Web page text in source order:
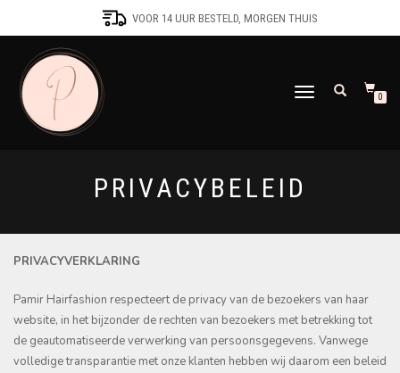
VOOR 14 UUR BESTELD, MORGEN THUIS
SCHAKEL
0
PRIVACYBELEID
PRIVACYVERKLARING
Pamir Hairfashion respecteert de privacy van de bezoekers van haar
website, in het bijzonder de rechten van bezoekers met betrekking tot
de geautomatiseerde verwerking van persoonsgegevens. Vanwege
volledige transparantie met onze klanten hebben wij daarom een beleid